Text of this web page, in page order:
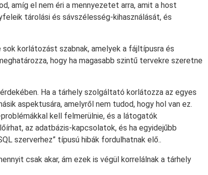
amíg el nem éri a mennyezetet arra, amit a host
tárolási és sávszélesség-kihasználását, és
korlátozást szabnak, amelyek a fájltípusra és
hogy ha magasabb szintű tervekre szeretne
Ha a tárhely szolgáltató korlátozza az egyes
aspektusára, amelyről nem tudod, hogy hol van ez.
kell felmerülnie, és a látogatók
az adatbázis-kapcsolatok, és ha egyidejűbb
szerverhez” típusú hibák fordulhatnak elő..
csak akar, ám ezek is végül korrelálnak a tárhely